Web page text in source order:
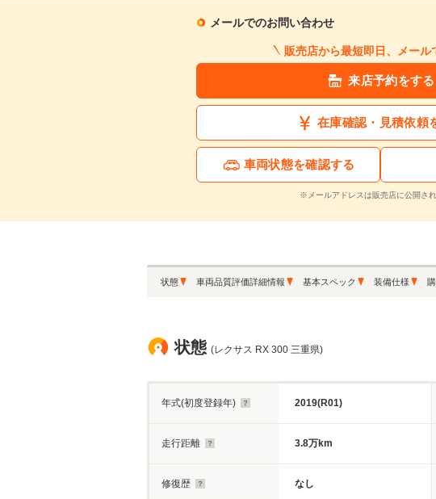
メールでのお問い合わせ
販売店から最短即日、メール
来店予約をする
在庫確認・見積依頼
車両状態を確認する
※メールアドレスは販売店に公開され
状態 車両品質評価詳細情報 基本スペック 装備仕様
状態 (レクサス RX 300 三重県)
年式(初度登録年) 2019(R01)
走行距離 3.8万km
修復歴 なし